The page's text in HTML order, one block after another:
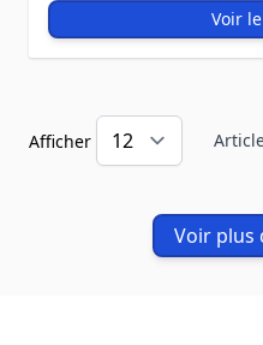
Voir
Afficher
Voir plus